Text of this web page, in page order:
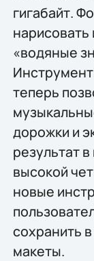
гигабайт.
нарисовать
«водяные
теперь
дорожки и
результат
высокой
новые
сохранить
макеты.